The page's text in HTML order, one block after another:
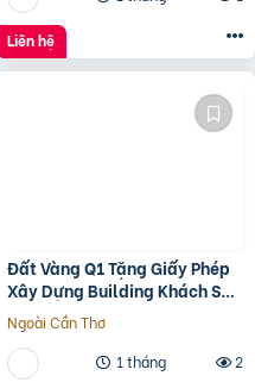
Liên hệ
Đất Vàng Q1 Tặng Giấy Phép
Xây Dựng Building Khách Sạn
12 Tầng
Ngoài Cần Thơ
1 tháng
2